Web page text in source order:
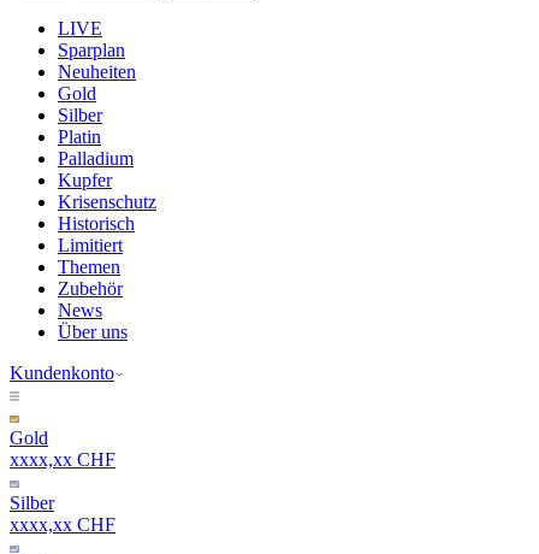
LIVE
Sparplan
Neuheiten
Gold
Silber
Platin
Palladium
Kupfer
Krisenschutz
Historisch
Limitiert
Themen
Zubehör
News
Über uns
Kundenkonto
Gold
xxxx,xx CHF
Silber
xxxx,xx CHF